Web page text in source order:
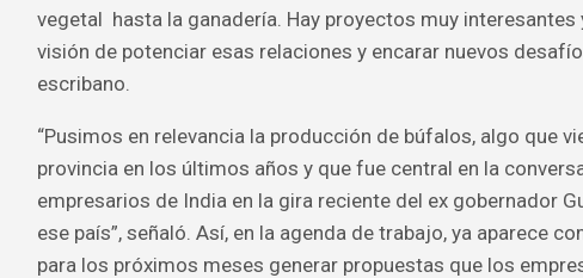
vegetal hasta la ganadería. Hay proyectos muy
visión de potenciar esas relaciones y encarar nuevos
escribano.
“Pusimos en relevancia la producción de búfalos, algo que
provincia en los últimos años y que fue central en la
empresarios de India en la gira reciente del ex gobernador
ese país”, señaló. Así, en la agenda de trabajo, ya aparece
para los próximos meses generar propuestas que los